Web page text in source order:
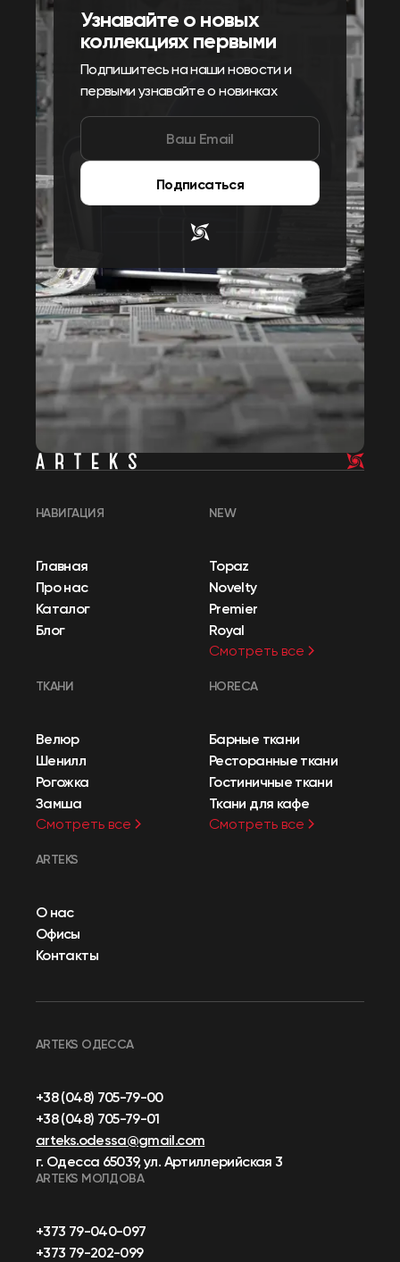
Узнавайте о новых
коллекциях первыми
Подпишитесь на наши новости и
первыми узнавайте о новинках
Подписаться
НАВИГАЦИЯ
Главная
Про нас
Каталог
Блог
NEW
Topaz
Novelty
Premier
Royal
Смотреть все
ТКАНИ
Велюр
Шенилл
Рогожка
Замша
Смотреть все
HORECA
Барные ткани
Ресторанные ткани
Гостиничные ткани
Ткани для кафе
Смотреть все
ARTEKS
О нас
Офисы
Контакты
ARTEKS ОДЕССА
+38 (048) 705-79-00
+38 (048) 705-79-01
arteks.odessa@gmail.com
г. Одесса 65039, ул. Артиллерийская 3
ARTEKS МОЛДОВА
+373 79-040-097
+373 79-202-099